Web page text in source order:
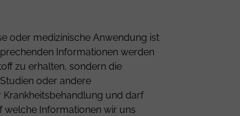
oder medizinische Anwendung ist
Informationen werden
zu erhalten, sondern die
oder andere
und darf
Informationen wir uns